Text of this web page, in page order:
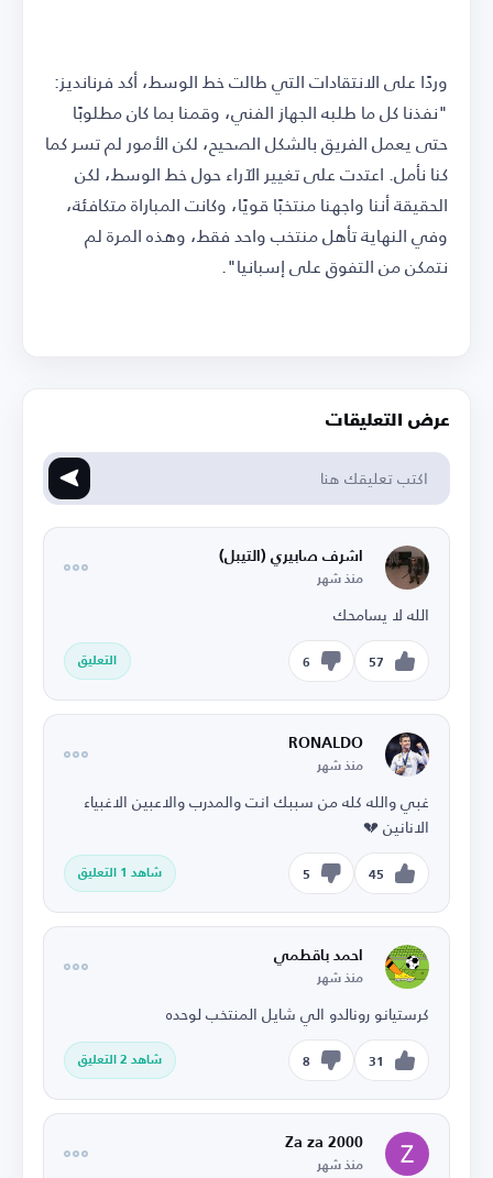
وردًا على الانتقادات التي طالت خط الوسط، أكد فرنانديز:
"نفذنا كل ما طلبه الجهاز الفني، وقمنا بما كان مطلوبًا
حتى يعمل الفريق بالشكل الصحيح، لكن الأمور لم تسر كما
كنا نأمل. اعتدت على تغيير الآراء حول خط الوسط، لكن
الحقيقة أننا واجهنا منتخبًا قويًا، وكانت المباراة متكافئة،
وفي النهاية تأهل منتخب واحد فقط، وهذه المرة لم
نتمكن من التفوق على إسبانيا".
عرض التعليقات
اشرف صابيري (التيبل)
منذ شهر
الله لا يسامحك
57
6 التعليق
RONALDO
منذ شهر
غبي والله كله من سببك انت والمدرب والاعبين الاغبياء
الانانين 💔
45
5 شاهد 1 التعليق
احمد باقطمي
منذ شهر
كرستيانو رونالدو الي شايل المنتخب لوحده
31
8 شاهد 2 التعليق
Za za 2000
منذ شهر